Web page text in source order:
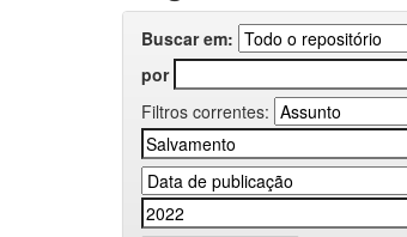
Buscar em:
por
Filtros correntes: